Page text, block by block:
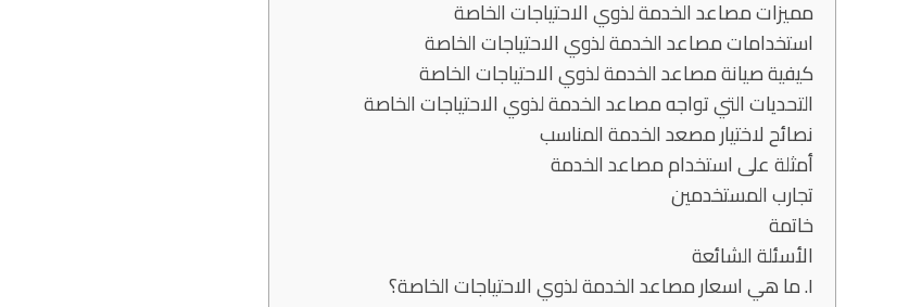
مميزات مصاعد الخدمة لذوي الاحتياجات الخاصة
استخدامات مصاعد الخدمة لذوي الاحتياجات الخاصة
كيفية صيانة مصاعد الخدمة لذوي الاحتياجات الخاصة
التحديات التي تواجه مصاعد الخدمة لذوي الاحتياجات الخاصة
نصائح لاختيار مصعد الخدمة المناسب
أمثلة على استخدام مصاعد الخدمة
تجارب المستخدمين
خاتمة
الأسئلة الشائعة
١. ما هي اسعار مصاعد الخدمة لذوي الاحتياجات الخاصة؟